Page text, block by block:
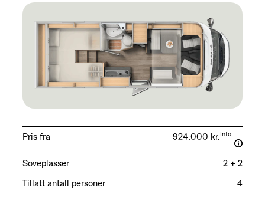
Pris fra 924.000 kr.Info
Soveplasser
2 + 2
Tillatt antall personer
4